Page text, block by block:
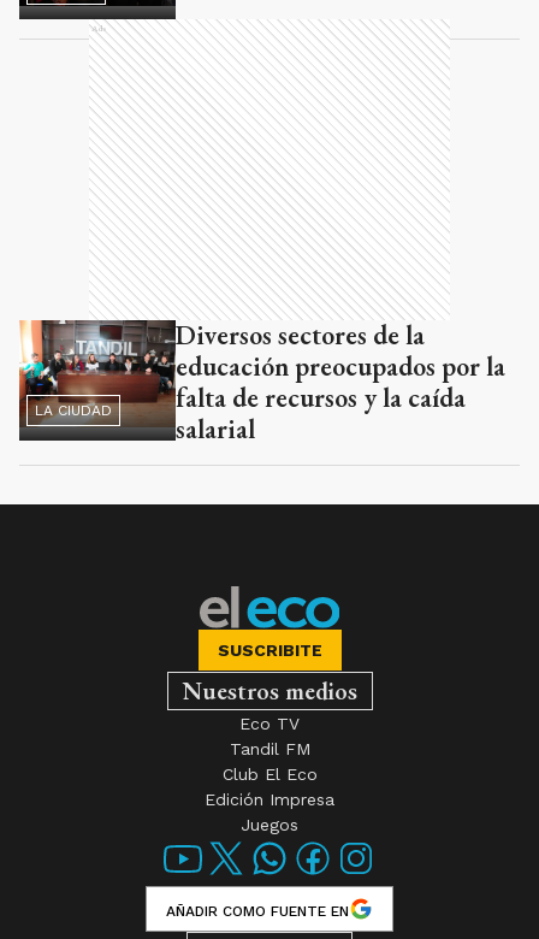
Ads
LA CIUDAD
Diversos sectores de la
educación preocupados por la
falta de recursos y la caída
salarial
SUSCRIBITE
Nuestros medios
Eco TV
Tandil FM
Club El Eco
Edición Impresa
Juegos
AÑADIR COMO FUENTE EN